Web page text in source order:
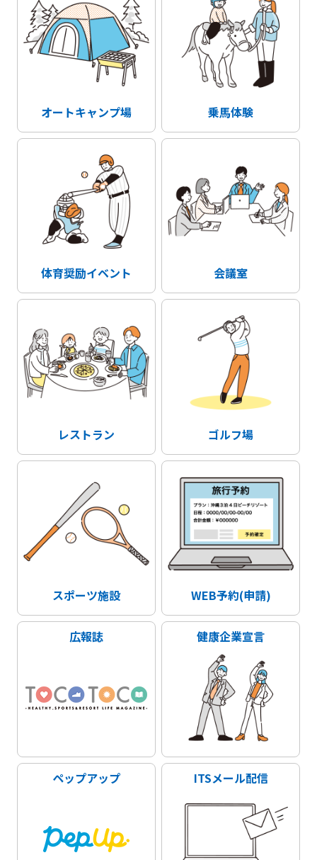
オートキャンプ場 乗馬体験
体育奨励イベント 会議室
レストラン ゴルフ場
スポーツ施設 WEB予約(申請)
広報誌 健康企業宣言
ペップアップ ITSメール配信